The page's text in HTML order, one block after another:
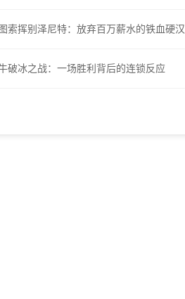
索挥别泽尼特：放弃百万薪水的铁血硬汉
破冰之战：一场胜利背后的连锁反应